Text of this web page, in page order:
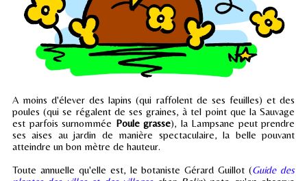
A moins d'élever des lapins (qui raffolent de ses feuilles) et des
poules (qui se régalent de ses graines, à tel point que la Sauvage
est parfois surnommée Poule grasse), la Lampsane peut prendre
ses aises au jardin de manière spectaculaire, la belle pouvant
atteindre un bon mètre de hauteur.
Toute annuelle qu'elle est, le botaniste Gérard Guillot (Guide des